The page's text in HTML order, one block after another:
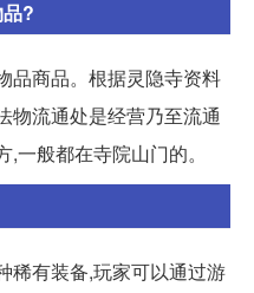
?
品商品。根据灵隐寺资料
物流通处是经营乃至流通
一般都在寺院山门的。
稀有装备,玩家可以通过游